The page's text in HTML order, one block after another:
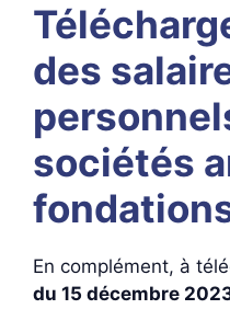
des
sociétés
En complément, à
du 15 décembre